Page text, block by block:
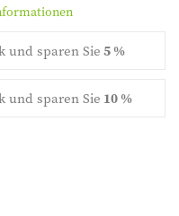
und sparen Sie5 %
und sparen Sie 10 %